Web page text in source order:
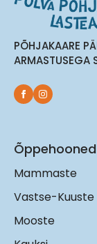
PÕHJAKAARE
ARMASTUSEGA
Õppehooned
Mammaste
Vastse-Kuuste
Mooste